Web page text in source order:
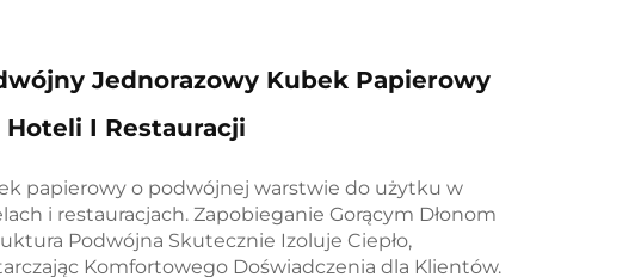
Jednorazowy Kubek Papierowy
Hoteli I Restauracji
papierowy o podwójnej warstwie do użytku w
i restauracjach. Zapobieganie Gorącym Dłonom
Podwójna Skutecznie Izoluje Ciepło,
Komfortowego Doświadczenia dla Klientów.